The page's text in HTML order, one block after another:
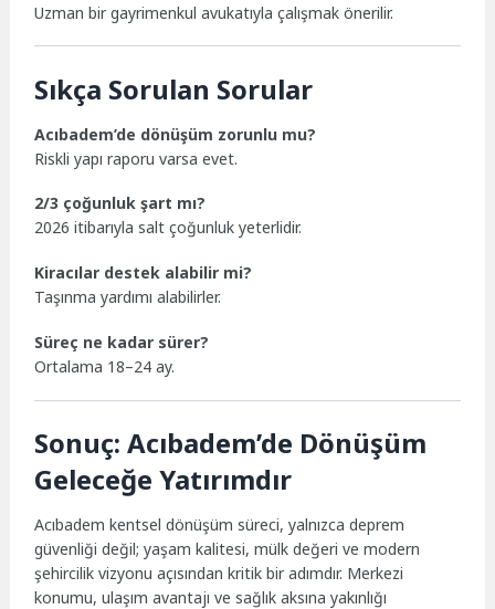
Uzman bir gayrimenkul avukatıyla çalışmak önerilir.
Sıkça Sorulan Sorular
Acıbadem’de dönüşüm zorunlu mu?
Riskli yapı raporu varsa evet.
2/3 çoğunluk şart mı?
2026 itibarıyla salt çoğunluk yeterlidir.
Kiracılar destek alabilir mi?
Taşınma yardımı alabilirler.
Süreç ne kadar sürer?
Ortalama 18–24 ay.
Sonuç: Acıbadem’de Dönüşüm
Geleceğe Yatırımdır
Acıbadem kentsel dönüşüm süreci, yalnızca deprem
güvenliği değil; yaşam kalitesi, mülk değeri ve modern
şehircilik vizyonu açısından kritik bir adımdır. Merkezi
konumu, ulaşım avantajı ve sağlık aksına yakınlığı